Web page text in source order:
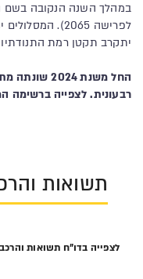
לפרישה 2065).
יתקרב תקטן רמת
החל משנת
רבעונית. לצפייה ברשימה
תשואות
לצפייה בדו"ח תשואות